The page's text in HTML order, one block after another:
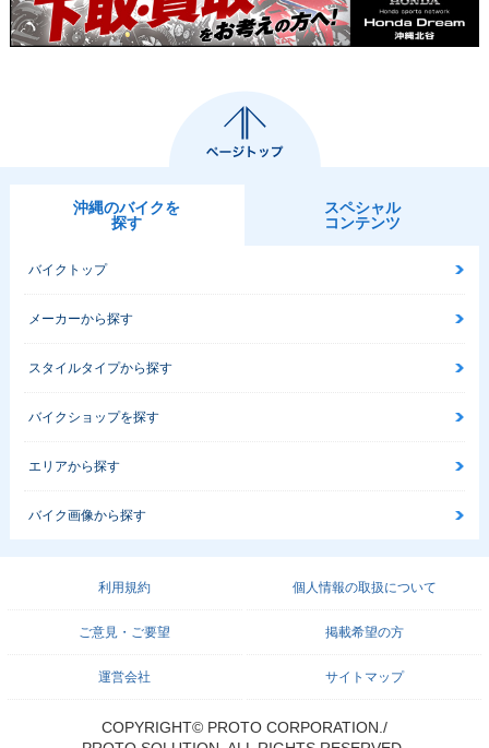
沖縄のバイクを
探す
スペシャル
コンテンツ
バイクトップ
メーカーから探す
スタイルタイプから探す
バイクショップを探す
エリアから探す
バイク画像から探す
利用規約 個人情報の取扱について
ご意見・ご要望 掲載希望の方
運営会社 サイトマップ
COPYRIGHT© PROTO CORPORATION./